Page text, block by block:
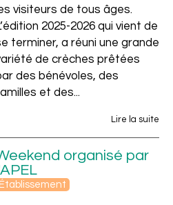
visiteurs de tous âges.
2025-2026 qui vient de
terminer, a réuni une grande
de crèches prêtées
des bénévoles, des
et des...
Lire la suite
organisé par
Établissement